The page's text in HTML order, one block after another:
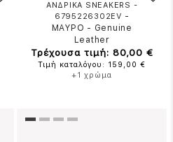
ΑΝΔΡΙΚΑ SNEAKERS -
6795226302EV -
ΜΑΥΡΟ - Genuine
Leather
Τρέχουσα τιμή: 80,00 €
Τιμή καταλόγου: 159,00 €
+1 χρώμα